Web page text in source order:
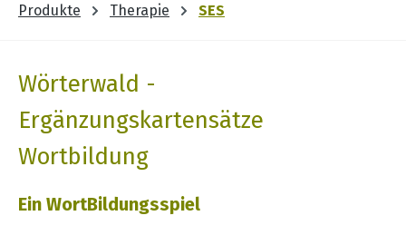
Produkte Therapie SES
Wörterwald -
Ergänzungskartensätze
Wortbildung
Ein WortBildungsspiel